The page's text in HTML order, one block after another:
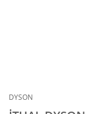
DYSON